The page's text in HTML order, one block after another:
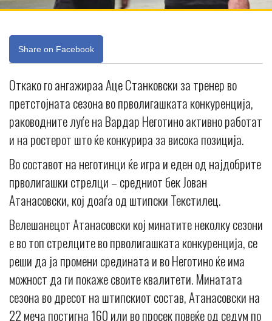
Share on Facebook
Откако го ангажираа Аце Станковски за тренер во
претстојната сезона во прволигашката конкуренција,
раководните луѓе на Вардар Неготино активно работат
и на ростерот што ќе конкурира за висока позиција.
Во составот на неготинци ќе игра и еден од најдобрите
прволигашки стрелци – средниот бек Јован
Атанасовски, кој доаѓа од штипски Текстилец.
Велешанецот Атанасовски кој минатите неколку сезони
е во топ стрелците во прволигашката конкуренција, се
реши да ја промени средината и во Неготино ќе има
можност да ги покаже своите квалитети. Минатата
сезона во дресот на штипскиот состав, Атанасовски на
22 меча постигна 160 или во просек повеќе од седум по